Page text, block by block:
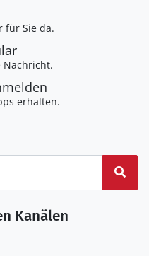
für Sie da.
erhalten.
Kanälen